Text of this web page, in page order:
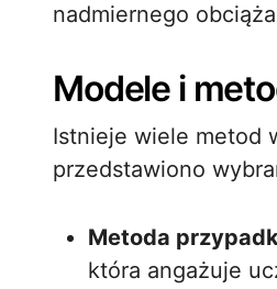
nadmiernego
Modele i
Istnieje wiele metod
przedstawiono
Metoda
która angażuje